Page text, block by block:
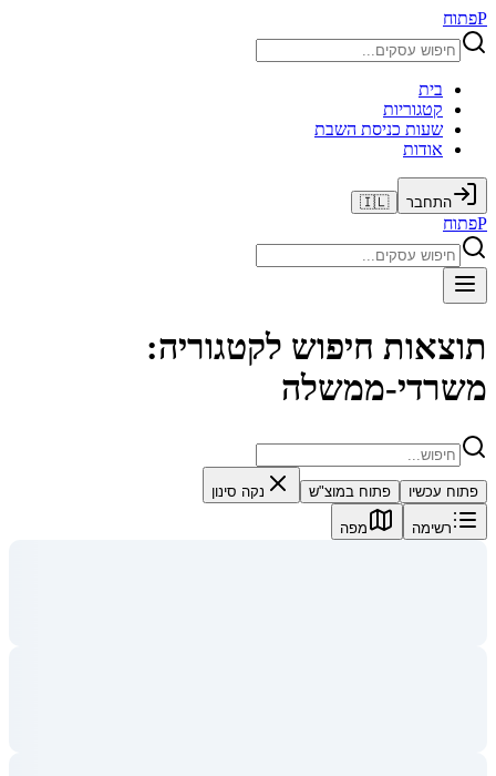
Pפתוח
בית
קטגוריות
שעות כניסת השבת
אודות
התחבר 🇮🇱
Pפתוח
תוצאות חיפוש לקטגוריה:
משרדי-ממשלה
פתוח עכשיו פתוח במוצ"ש נקה סינון
רשימה מפה